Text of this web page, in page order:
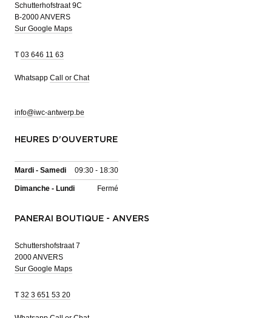
Schutterhofstraat 9C
B-2000 ANVERS
Sur Google Maps
T 03 646 11 63
Whatsapp Call or Chat
info@iwc-antwerp.be
HEURES D'OUVERTURE
Mardi - Samedi 09:30 - 18:30
Dimanche - Lundi Fermé
PANERAI BOUTIQUE - ANVERS
Schuttershofstraat 7
2000 ANVERS
Sur Google Maps
T 32 3 651 53 20